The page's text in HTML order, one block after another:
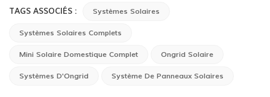
TAGS ASSOCIÉS : Systèmes Solaires
Systèmes Solaires Complets
Mini Solaire Domestique Complet Ongrid Solaire
Systèmes D'Ongrid Système De Panneaux Solaires